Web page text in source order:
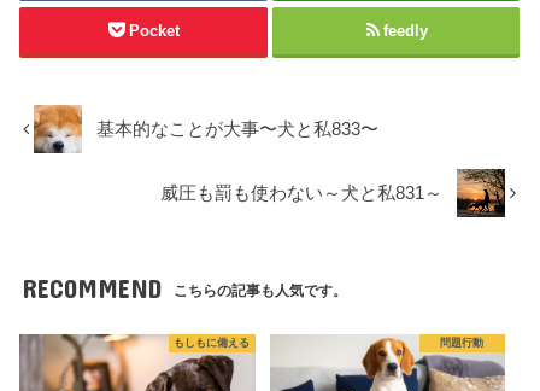
Pocket feedly
基本的なことが大事〜犬と私833〜
威圧も罰も使わない～犬と私831～
RECOMMEND こちらの記事も人気です。
もしもに備える 問題行動